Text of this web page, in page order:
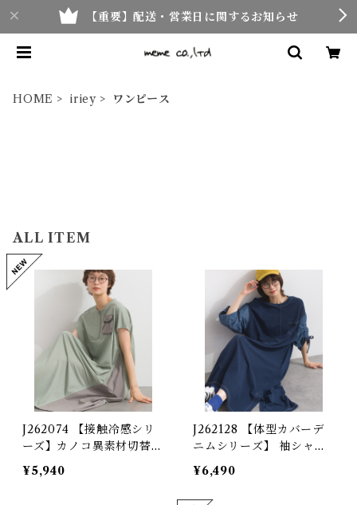
【重要】配送・営業日に関するお知らせ
HOME iriey ワンピース
ALL ITEM
J262074 【接触冷感シリ
ーズ】カノコ異素材切替フ
ロントZIPワンピース / C
ool-Touch Piqué Mixe
¥5,940
J262128 【体型カバーデ
ニムシリーズ】 袖シャー
リングデニム切替ワンピー
ス / Shirring Sleeve De
nim Panel Dress 【re-d
¥6,490